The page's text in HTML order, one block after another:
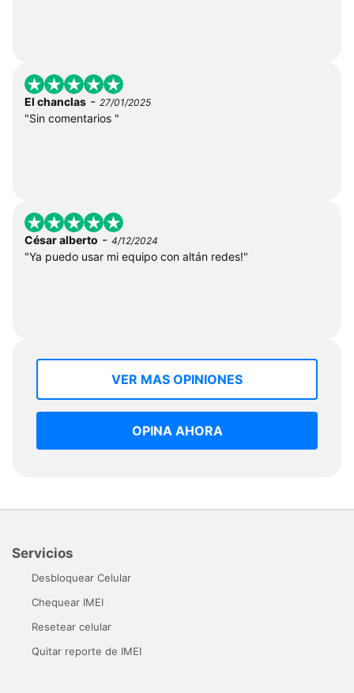
El chanclas - 27/01/2025
"Sin comentarios "
César alberto - 4/12/2024
"Ya puedo usar mi equipo con altán redes!"
VER MAS OPINIONES
OPINA AHORA
Servicios
Desbloquear Celular
Chequear IMEI
Resetear celular
Quitar reporte de IMEI